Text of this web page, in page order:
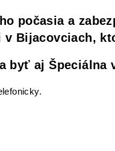
počasia a
Bijacovciach,
byť aj Špeciálna